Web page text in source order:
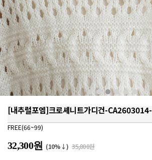
[내추럴포엠]크로셰니트가디건-CA2603014-
FREE(66~99)
32,300원 (10%↓) 35,800원